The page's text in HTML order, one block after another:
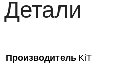
Детали
Производитель KiT